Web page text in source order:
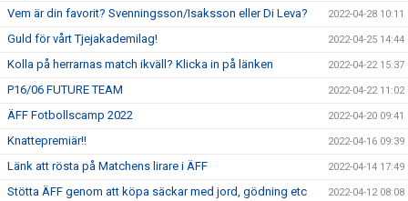
Vem är din favorit? Svenningsson/Isaksson eller Di Leva? 2022-04-28 10:11
Guld för vårt Tjejakademilag! 2022-04-25 14:44
Kolla på herrarnas match ikväll? Klicka in på länken 2022-04-22 15:37
P16/06 FUTURE TEAM 2022-04-22 11:02
ÄFF Fotbollscamp 2022 2022-04-20 09:41
Knattepremiär!! 2022-04-16 09:39
Länk att rösta på Matchens lirare i ÄFF 2022-04-14 17:49
Stötta ÄFF genom att köpa säckar med jord, gödning etc 2022-04-12 08:08